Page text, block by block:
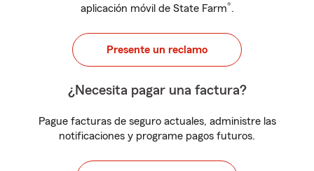
aplicación móvil de State Farm®.
Presente un reclamo
¿Necesita pagar una factura?
Pague facturas de seguro actuales, administre las
notificaciones y programe pagos futuros.